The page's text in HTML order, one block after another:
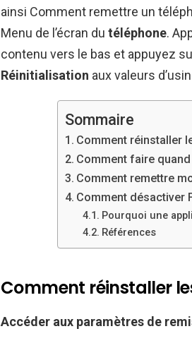
ainsi Comment remettre un
Menu de l’écran du téléphone.
contenu vers le bas et appuyez
Réinitialisation aux valeurs
Sommaire
Comment réinstaller
Comment faire
Comment remettre
Comment désactiver
Pourquoi une
Références
Comment réinstaller
Accéder aux paramètres de